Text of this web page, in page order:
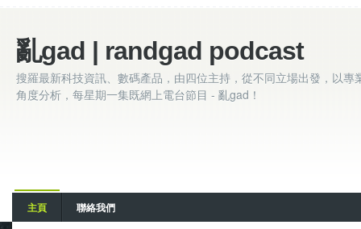
亂gad | randgad podcast
搜羅最新科技資訊、數碼產品，由四位主持，從不同立場出發，以專
角度分析，每星期一集既網上電台節目 - 亂gad！
主頁 聯絡我們